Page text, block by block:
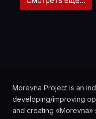
Morevna Project is an
developing/improving
and creating «Morevna»